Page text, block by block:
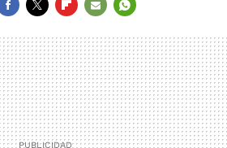
MAIL